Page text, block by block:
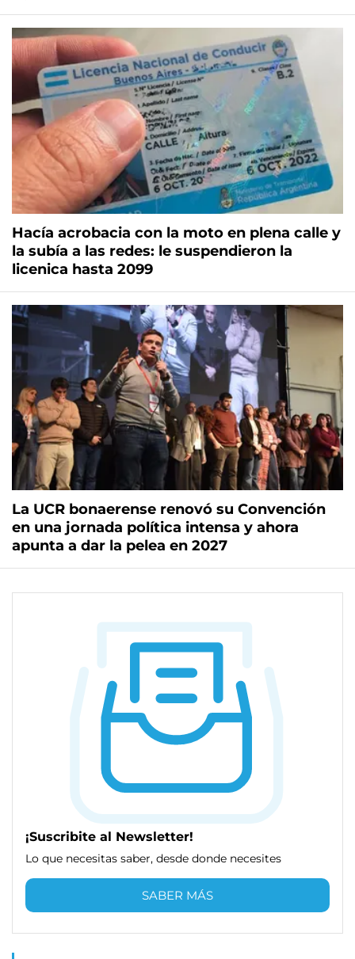
Hacía acrobacia con la moto en plena calle y
la subía a las redes: le suspendieron la
licenica hasta 2099
La UCR bonaerense renovó su Convención
en una jornada política intensa y ahora
apunta a dar la pelea en 2027
¡Suscribite al Newsletter!
Lo que necesitas saber, desde donde necesites
SABER MÁS